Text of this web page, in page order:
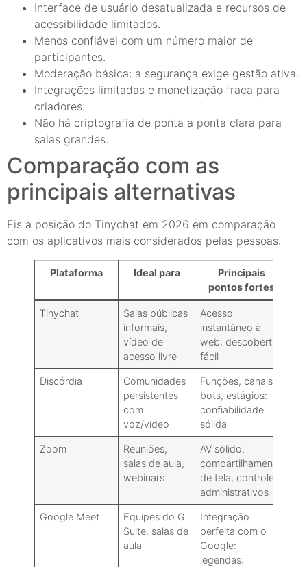
Interface de usuário desatualizada e recursos de
acessibilidade limitados.
Menos confiável com um número maior de
participantes.
Moderação básica: a segurança exige gestão ativa.
Integrações limitadas e monetização fraca para
criadores.
Não há criptografia de ponta a ponta clara para
salas grandes.
Comparação com as
principais alternativas
Eis a posição do Tinychat em 2026 em comparação
com os aplicativos mais considerados pelas pessoas.
Plataforma Ideal para
Principais
pontos fortes
Tinychat
Salas públicas
informais,
vídeo de
acesso livre
Acesso
instantâneo à
web: descoberta
fácil
Discórdia
Comunidades
persistentes
com
voz/vídeo
Funções, canais,
bots, estágios:
confiabilidade
sólida
Zoom
Reuniões,
salas de aula,
webinars
AV sólido,
compartilhamento
de tela, controles
administrativos
Google Meet
Equipes do G
Suite, salas de
aula
Integração
perfeita com o
Google:
legendas: